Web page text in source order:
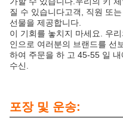
질 수 있습니다고객, 직원 또
선물을 제공합니다.
이 기회를 놓치지 마세요. 우
인으로 여러분의 브랜드를 선
하여 주문을 하 고 45-55 일
수신.
포장 및 운송: